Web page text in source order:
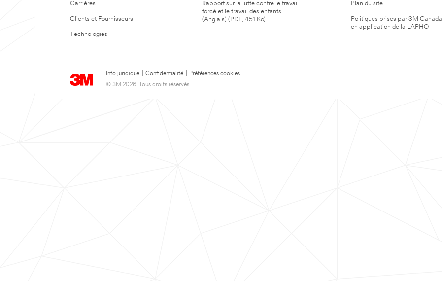
Carrières
Clients et Fournisseurs
Technologies
Rapport sur la lutte contre le travail
forcé et le travail des enfants
(Anglais) (PDF, 451 Ko)
Plan du site
Politiques prises par 3M Canada
en application de la LAPHO
Info juridique Confidentialité
Préférences cookies
© 3M 2026. Tous droits réservés.